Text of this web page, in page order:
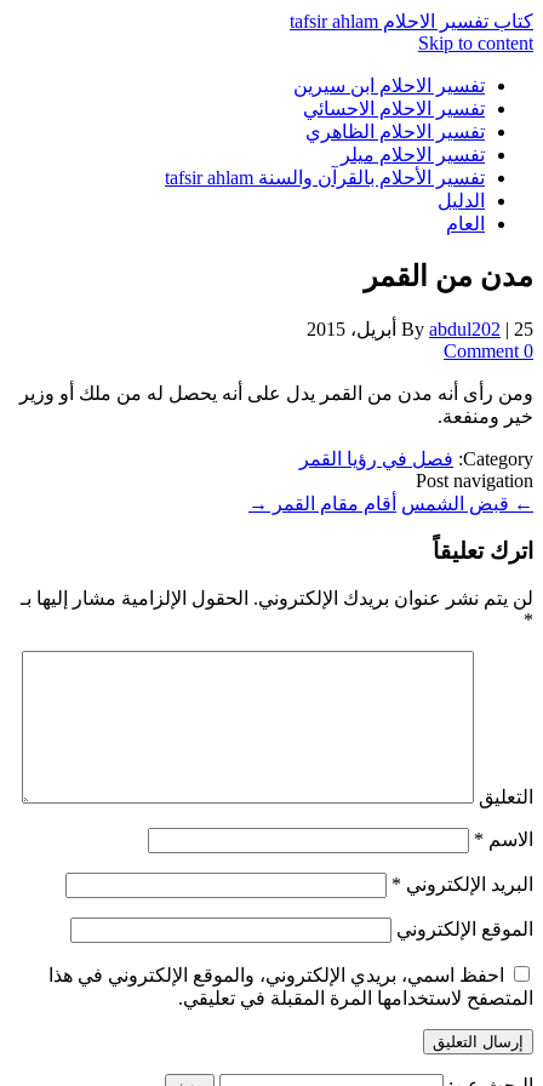
كتاب تفسير الاحلام tafsir ahlam
Skip to content
تفسير الاحلام ابن سيرين
تفسير الاحلام الاحسائي
تفسير الاحلام الظاهري
تفسير الاحلام ميلر
تفسير الأحلام بالقرآن والسنة tafsir ahlam
الدليل
العام
مدن من القمر
By abdul202 | 25 أبريل، 2015
0 Comment
ومن رأى أنه مدن من القمر يدل على أنه يحصل له من ملك أو وزير
خير ومنفعة.
Category: فصل في رؤيا القمر
Post navigation
← قبض الشمس أقام مقام القمر →
اترك تعليقاً
لن يتم نشر عنوان بريدك الإلكتروني. الحقول الإلزامية مشار إليها بـ
*
التعليق
الاسم *
البريد الإلكتروني *
الموقع الإلكتروني
احفظ اسمي، بريدي الإلكتروني، والموقع الإلكتروني في هذا
المتصفح لاستخدامها المرة المقبلة في تعليقي.